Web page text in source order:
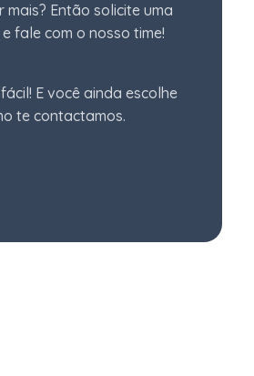
mais? Então solicite uma
fale com o nosso time!
E você ainda escolhe
te contactamos.